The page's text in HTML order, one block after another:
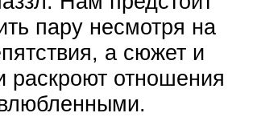
пару несмотря на
а сюжет и
раскроют отношения